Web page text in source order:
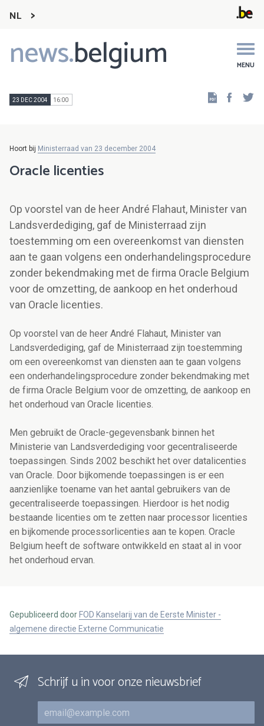
NL
news.belgium MENU
Main
navigation
23 DEC 2004 16:00
Hoort bij Ministerraad van 23 december 2004
Oracle licenties
Op voorstel van de heer André Flahaut, Minister van
Landsverdediging, gaf de Ministerraad zijn
toestemming om een overeenkomst van diensten
aan te gaan volgens een onderhandelingsprocedure
zonder bekendmaking met de firma Oracle Belgium
voor de omzetting, de aankoop en het onderhoud
van Oracle licenties.
Op voorstel van de heer André Flahaut, Minister van
Landsverdediging, gaf de Ministerraad zijn toestemming
om een overeenkomst van diensten aan te gaan volgens
een onderhandelingsprocedure zonder bekendmaking met
de firma Oracle Belgium voor de omzetting, de aankoop en
het onderhoud van Oracle licenties.
Men gebruikt de Oracle-gegevensbank binnen het
Ministerie van Landsverdediging voor gecentraliseerde
toepassingen. Sinds 2002 beschikt het over datalicenties
van Oracle. Door bijkomende toepassingen is er een
aanzienlijke toename van het aantal gebruikers van de
gecentraliseerde toepassingen. Hierdoor is het nodig
bestaande licenties om te zetten naar processor licenties
en bijkomende processorlicenties aan te kopen. Oracle
Belgium heeft de software ontwikkeld en staat al in voor
het onderhoud ervan.
Gepubliceerd door FOD Kanselarij van de Eerste Minister -
algemene directie Externe Communicatie
Schrijf u in voor onze nieuwsbrief
E-mail